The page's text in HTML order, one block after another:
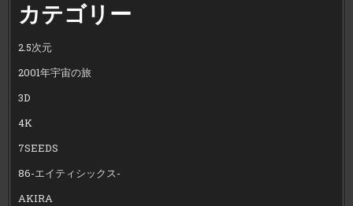
カテゴリー
2.5次元
2001年宇宙の旅
3D
4K
7SEEDS
86-エイティシックス-
AKIRA